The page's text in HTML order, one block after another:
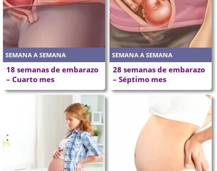
SEMANA A SEMANA
18 semanas de embarazo
– Cuarto mes
SEMANA A SEMANA
28 semanas de embarazo
– Séptimo mes